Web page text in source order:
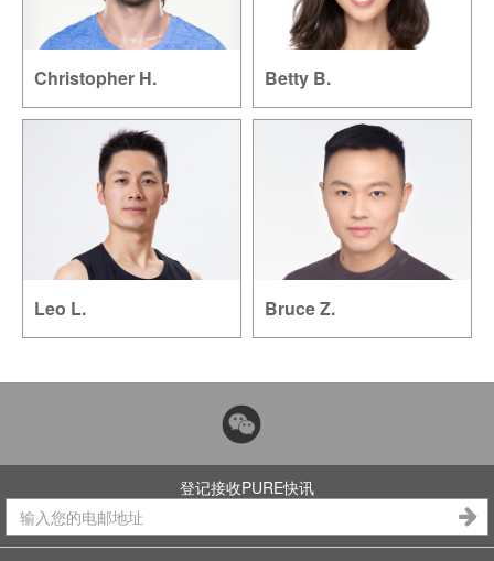
Christopher H. Betty B.
Leo L. Bruce Z.
登记接收PURE快讯